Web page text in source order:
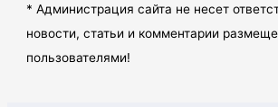
* Администрация сайта не несет
новости, статьи и комментарии
пользователями!